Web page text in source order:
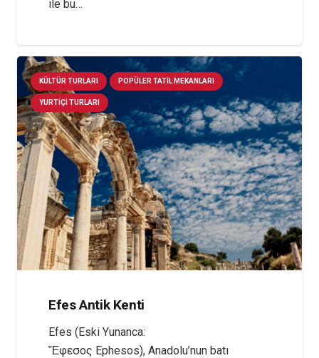
ile bu…
KÜLTÜR TURLARI POPÜLER TATIL MEKANLARI
YURTIÇI TURLARI
Efes Antik Kenti
Efes (Eski Yunanca:
Ἔφεσος Ephesos), Anadolu’nun batı